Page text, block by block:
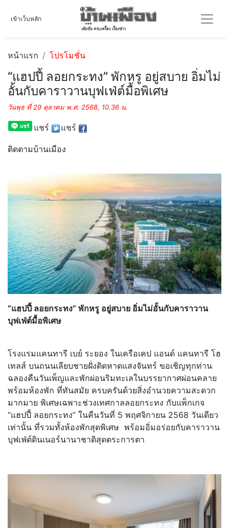
เข้าเว็บหลัก
หน้าแรก โปรโมชั่น
“แฮปปี้ ลอยกระทง” พักหรู อยู่สบาย อิ่มไม่
อั้นกับคาราวานบุฟเฟ่ต์มื้อพิเศษ
วันพุธ ที่ 29 ตุลาคม พ.ศ. 2568, 10.36 น.
แชร์ แชร์
ติดตามบ้านเมือง
“แฮปปี้ ลอยกระทง” พักหรู อยู่สบาย อิ่มไม่อั้นกับคาราวาน
บุฟเฟ่ต์มื้อพิเศษ
โรงแรมแคนทารี เบย์ ระยอง ในเครือเคป แอนด์ แคนทารี โฮ
เทลส์ บนถนนเลียบชายฝั่งติดหาดแสงจันทร์ ขอเชิญทุกท่าน
ฉลองคืนวันเพ็ญและพักผ่อนริมทะเลในบรรยากาศผ่อนคลาย
พร้อมห้องพัก ที่ทันสมัย ครบครันด้วยสิ่งอำนวยความสะดวก
มากมาย พิเศษเฉพาะช่วงเทศกาลลอยกระทง กับแพ็กเกจ
“แฮปปี้ ลอยกระทง” ในคืนวันที่ 5 พฤศจิกายน 2568 วันเดียว
เท่านั้น ที่รวมทั้งห้องพักสุดพิเศษ พร้อมอิ่มอร่อยกับคาราวาน
บุฟเฟ่ต์ดินเนอร์นานาชาติสุดตระการตา